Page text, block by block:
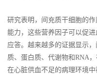
研究表明，间充质干细胞的
能力，这些营养因子可以促
应答。越来越多的证据显示
质、蛋白质、代谢物和RNA
在心脏供血不足的病理环境